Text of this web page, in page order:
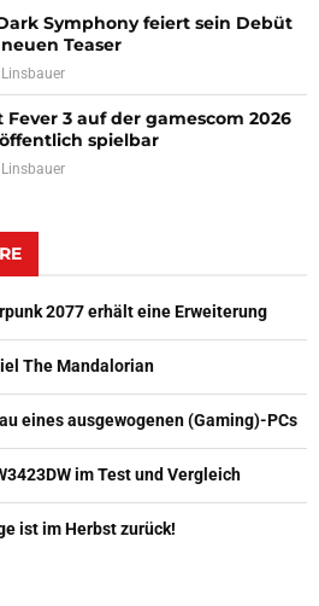
Symphony feiert sein Debüt
Teaser
Fever 3 auf der gamescom 2026
spielbar
2077 erhält eine Erweiterung
The Mandalorian
eines ausgewogenen (Gaming)-PCs
im Test und Vergleich
ist im Herbst zurück!